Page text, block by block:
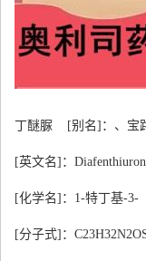
丁醚脲 [别名]： 、 宝
[英文名]：Diafenthiuron
[化学名]：1-特丁基-3-
[分子式]：